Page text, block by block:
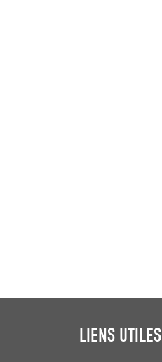
LIENS UTILES